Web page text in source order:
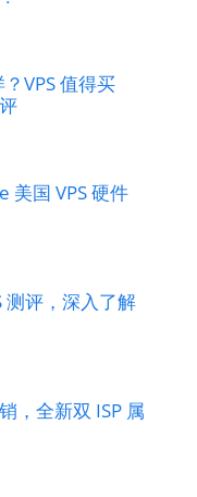
VPS 值得买
美国 VPS 硬件
测评，深入了解
，全新双 ISP 属